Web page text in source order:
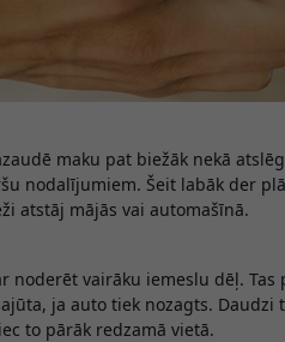
maku pat biežāk nekā
nodalījumiem. Šeit labāk der
atstāj mājās vai automašīnā.
noderēt vairāku iemeslu dēļ.
ja auto tiek nozagts.
to pārāk redzamā vietā.